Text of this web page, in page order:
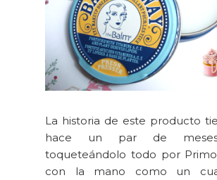
La historia de este producto
hace un par de
toqueteándolo todo por
con la mano como un